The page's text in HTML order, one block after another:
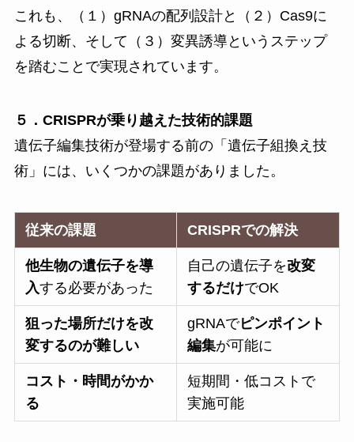
これも、（１）gRNAの配列設計と（２）Cas9に
よる切断、そして（３）変異誘導というステップ
を踏むことで実現されています。
５．CRISPRが乗り越えた技術的課題
遺伝子編集技術が登場する前の「遺伝子組換え技
術」には、いくつかの課題がありました。
従来の課題 CRISPRでの解決
他生物の遺伝子を導
入する必要があった
自己の遺伝子を改変
するだけでOK
狙った場所だけを改
変するのが難しい
gRNAでピンポイント
編集が可能に
コスト・時間がかか
る
短期間・低コストで
実施可能